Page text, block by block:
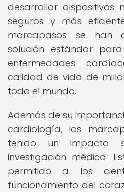
desarrollar dispositivos
seguros y más
marcapasos se han
solución estándar
enfermedades
calidad de vida de
todo el mundo.
Además de su
cardiología, los
tenido un impacto
investigación médica.
permitido a los
funcionamiento del